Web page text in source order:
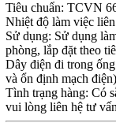
Tiêu chuẩn: TCVN
Nhiệt độ làm việc
Sử dụng: Sử dụng
phòng, lắp đặt theo
Dây điện đi trong
và ổn định mạch điện)
Tình trạng hàng: Có
vui lòng liên hệ tư